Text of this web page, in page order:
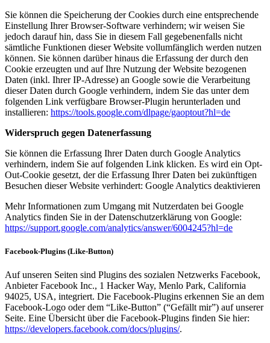
Sie können die Speicherung der Cookies durch eine entsprechende
Einstellung Ihrer Browser-Software verhindern; wir weisen Sie
jedoch darauf hin, dass Sie in diesem Fall gegebenenfalls nicht
sämtliche Funktionen dieser Website vollumfänglich werden nutzen
können. Sie können darüber hinaus die Erfassung der durch den
Cookie erzeugten und auf Ihre Nutzung der Website bezogenen
Daten (inkl. Ihrer IP-Adresse) an Google sowie die Verarbeitung
dieser Daten durch Google verhindern, indem Sie das unter dem
folgenden Link verfügbare Browser-Plugin herunterladen und
installieren: https://tools.google.com/dlpage/gaoptout?hl=de
Widerspruch gegen Datenerfassung
Sie können die Erfassung Ihrer Daten durch Google Analytics
verhindern, indem Sie auf folgenden Link klicken. Es wird ein Opt-
Out-Cookie gesetzt, der die Erfassung Ihrer Daten bei zukünftigen
Besuchen dieser Website verhindert: Google Analytics deaktivieren
Mehr Informationen zum Umgang mit Nutzerdaten bei Google
Analytics finden Sie in der Datenschutzerklärung von Google:
https://support.google.com/analytics/answer/6004245?hl=de
Facebook-Plugins (Like-Button)
Auf unseren Seiten sind Plugins des sozialen Netzwerks Facebook,
Anbieter Facebook Inc., 1 Hacker Way, Menlo Park, California
94025, USA, integriert. Die Facebook-Plugins erkennen Sie an dem
Facebook-Logo oder dem “Like-Button” (“Gefällt mir”) auf unserer
Seite. Eine Übersicht über die Facebook-Plugins finden Sie hier:
https://developers.facebook.com/docs/plugins/.